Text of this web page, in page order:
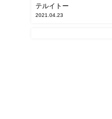
テルイトー
2021.04.23